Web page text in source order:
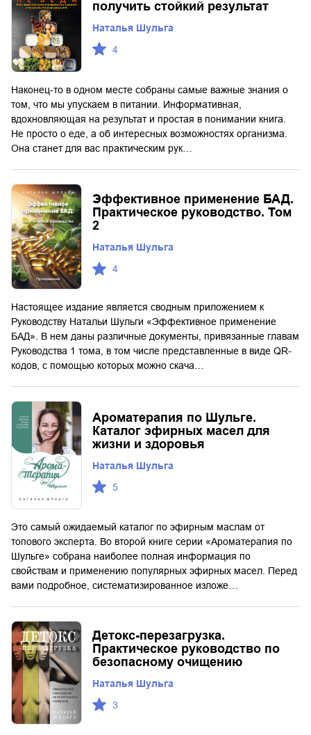
получить стойкий результат
Наталья Шульга
4
Наконец-то в одном месте собраны самые важные знания о
том, что мы упускаем в питании. Информативная,
вдохновляющая на результат и простая в понимании книга.
Не просто о еде, а об интересных возможностях организма.
Она станет для вас практическим рук…
Эффективное применение БАД.
Практическое руководство. Том
2
Наталья Шульга
4
Настоящее издание является сводным приложением к
Руководству Натальи Шульги «Эффективное применение
БАД». В нем даны различные документы, привязанные главам
Руководства 1 тома, в том числе представленные в виде QR-
кодов, с помощью которых можно скача…
Ароматерапия по Шульге.
Каталог эфирных масел для
жизни и здоровья
Наталья Шульга
5
Это самый ожидаемый каталог по эфирным маслам от
топового эксперта. Во второй книге серии «Ароматерапия по
Шульге» собрана наиболее полная информация по
свойствам и применению популярных эфирных масел. Перед
вами подробное, систематизированное изложе…
Детокс-перезагрузка.
Практическое руководство по
безопасному очищению
Наталья Шульга
3